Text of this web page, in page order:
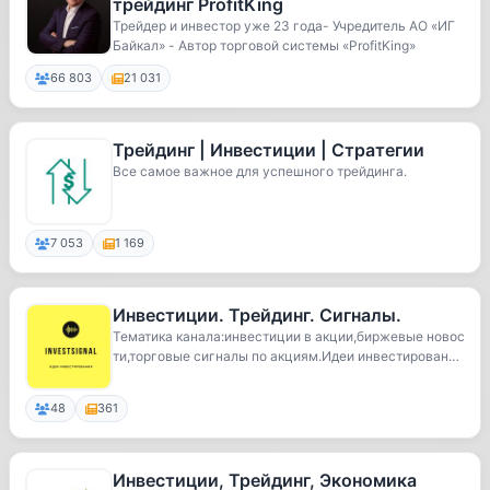
трейдинг ProfitKing
Трейдер и инвестор уже 23 года- Учредитель АО «ИГ
Байкал» - Автор торговой системы «ProfitKing»
66 803 21 031
Трейдинг | Инвестиции | Стратегии
Все самое важное для успешного трейдинга.
7 053 1 169
Инвестиции. Трейдинг. Сигналы.
Тематика канала:инвестиции в акции,биржевые новос
ти,торговые сигналы по акциям.Идеи инвестирован
48 361
Инвестиции, Трейдинг, Экономика